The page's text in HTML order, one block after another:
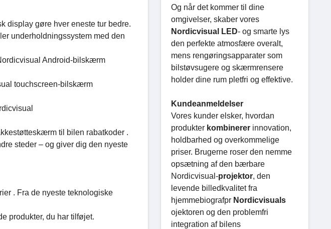
display gøre hver eneste tur bedre.
underholdningssystem med den
Android-bilskærm
touchscreen-bilskærm
til bilen rabatkoder .
steder – og giver dig den nyeste
. Fra de nyeste teknologiske
produkter, du har tilføjet.
Og når det kommer til dine
omgivelser, skaber vores
Nordicvisual LED- og smarte lys
den perfekte atmosfære overalt,
mens rengøringsapparater som
bilstøvsugere og skærmrensere
holder dine rum pletfri og effektive.
Kundeanmeldelser
Vores kunder elsker, hvordan
produkter kombinerer innovation,
holdbarhed og overkommelige
priser. Brugerne roser den nemme
opsætning af den bærbare
Nordicvisual-projektor, den
levende billedkvalitet fra
hjemmebiografpr Nordicvisuals
ojektoren og den problemfri
integration af bilens